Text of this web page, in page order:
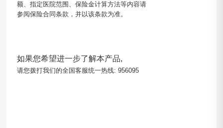
额、指定医院范围、保险金计算方法等内容请
参阅保险合同条款，并以该条款为准。
如果您希望进一步了解本产品,
请您拨打我们的全国客服统一热线: 956095